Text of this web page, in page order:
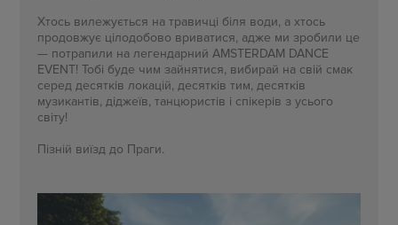
Хтось вилежується на травичці біля води, а хтось
продовжує цілодобово вриватися, адже ми зробили це
— потрапили на легендарний AMSTERDAM DANCE
EVENT! Тобі буде чим зайнятися, вибирай на свій смак
серед десятків локацій, десятків тим, десятків
музикантів, діджеїв, танцюристів і спікерів з усього
світу!
Пізній виїзд до Праги.